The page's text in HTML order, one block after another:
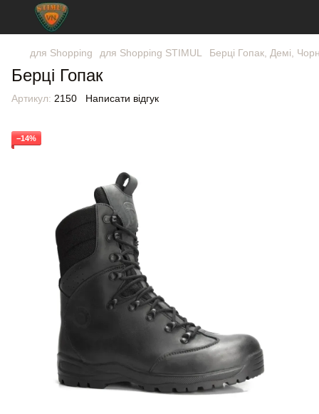
для Shopping для Shopping STIMUL Берці Гопак, Демі,
Берці Гопак
Артикул: 2150 Написати відгук
−14%